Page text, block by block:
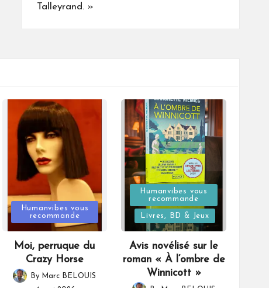
Talleyrand. »
Posted
in
Humanvibes vous
recommande
Moi, perruque du
Crazy Horse
Posted
By Marc BELOUIS
Posted
in
Humanvibes vous
recommande
Livres, BD & Jeux
Avis novélisé sur le
roman « À l’ombre de
Winnicott »